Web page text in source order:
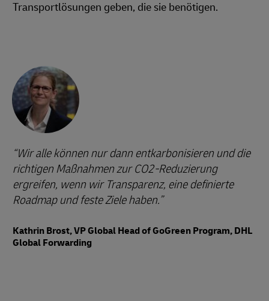
Transportlösungen geben, die sie benötigen.
Wir alle können nur dann entkarbonisieren und die
richtigen Maßnahmen zur CO2-Reduzierung
ergreifen, wenn wir Transparenz, eine definierte
Roadmap und feste Ziele haben.
Kathrin Brost, VP Global Head of GoGreen Program, DHL
Global Forwarding